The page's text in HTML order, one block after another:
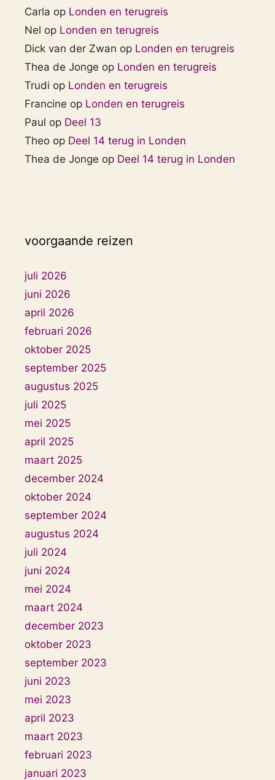
Carla op Londen en terugreis
Nel op Londen en terugreis
Dick van der Zwan op Londen en terugreis
Thea de Jonge op Londen en terugreis
Trudi op Londen en terugreis
Francine op Londen en terugreis
Paul op Deel 13
Theo op Deel 14 terug in Londen
Thea de Jonge op Deel 14 terug in Londen
voorgaande reizen
juli 2026
juni 2026
april 2026
februari 2026
oktober 2025
september 2025
augustus 2025
juli 2025
mei 2025
april 2025
maart 2025
december 2024
oktober 2024
september 2024
augustus 2024
juli 2024
juni 2024
mei 2024
maart 2024
december 2023
oktober 2023
september 2023
juni 2023
mei 2023
april 2023
maart 2023
februari 2023
januari 2023